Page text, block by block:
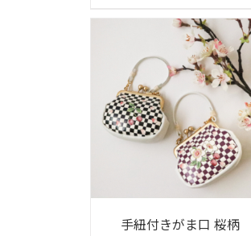
手紐付きがま口 桜柄